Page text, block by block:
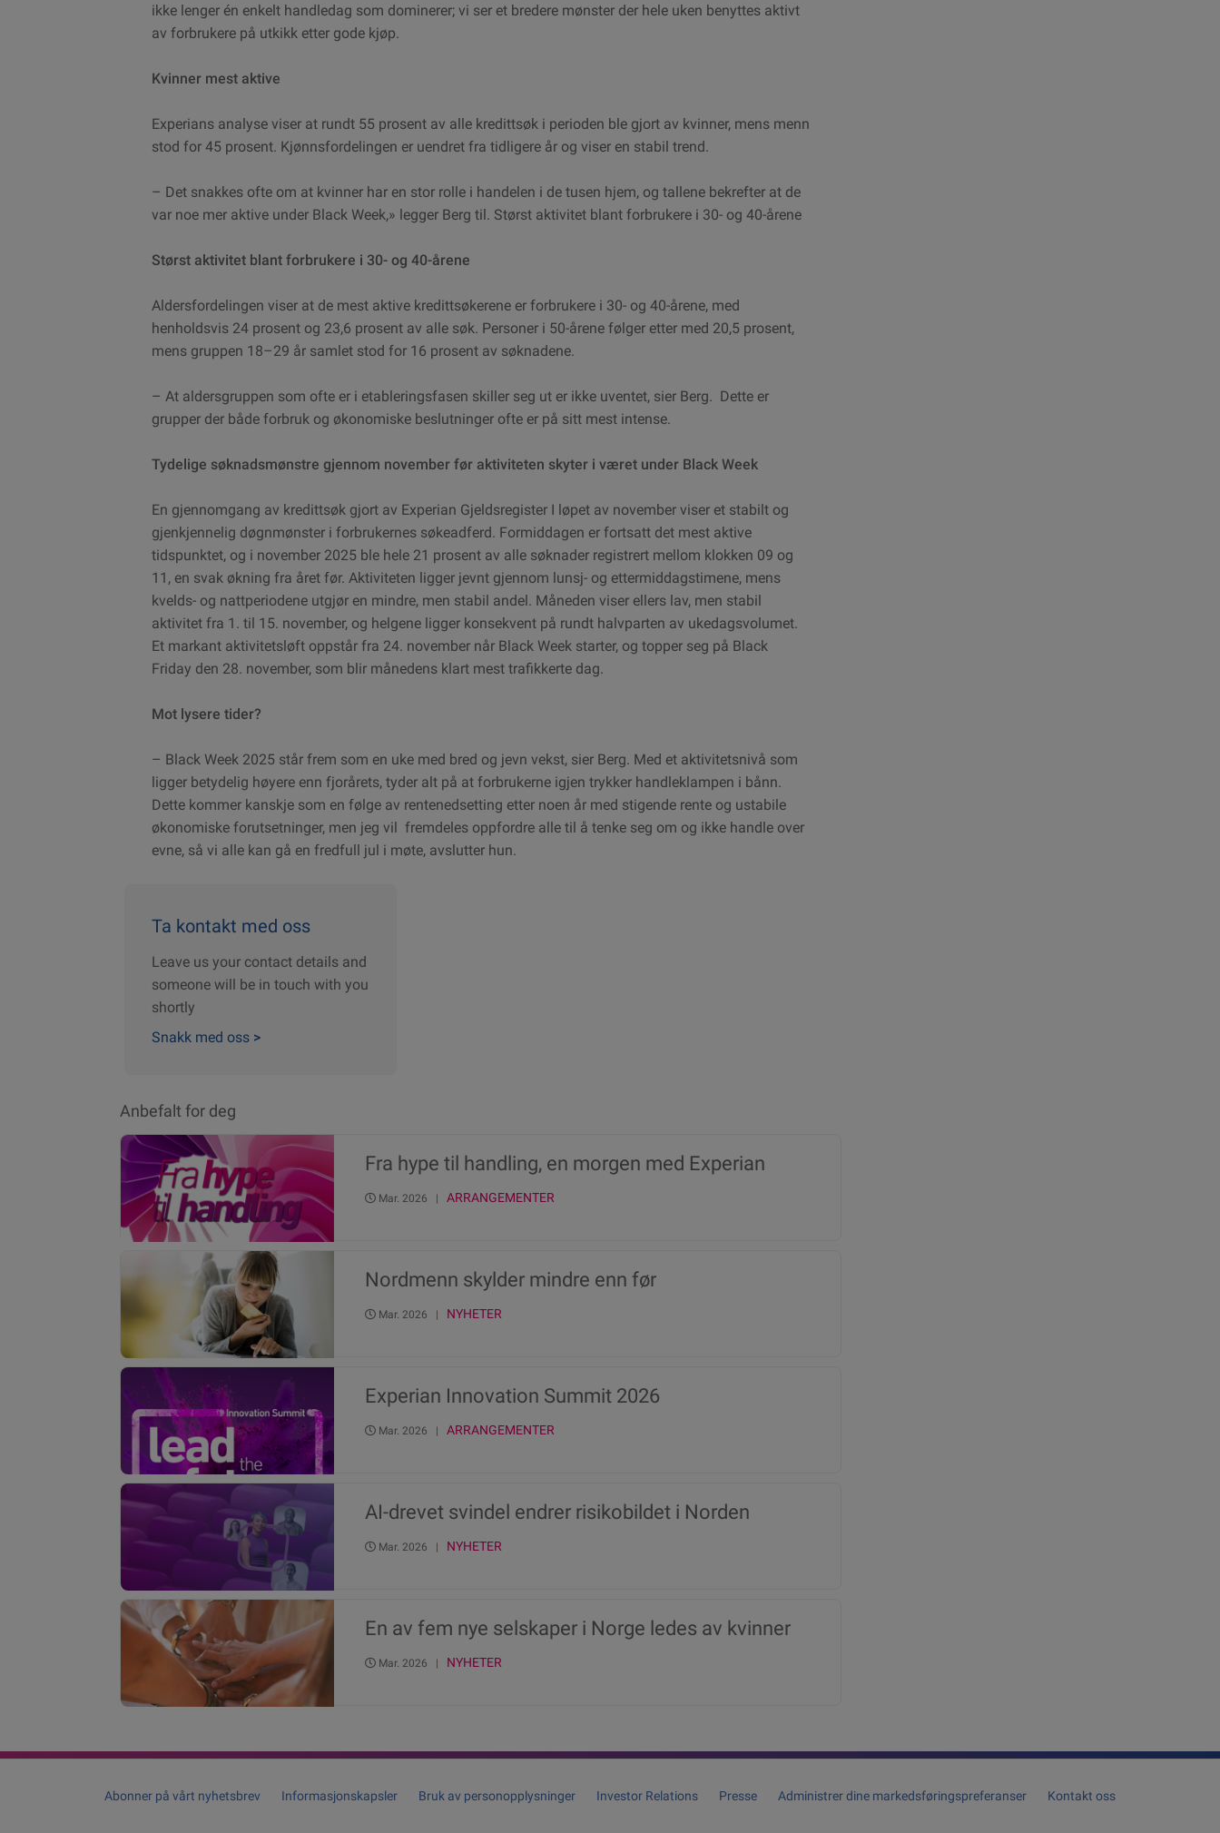
ikke lenger én enkelt handledag som dominerer; vi ser et bredere mønster der hele uken benyttes aktivt
av forbrukere på utkikk etter gode kjøp.
Kvinner mest aktive
Experians analyse viser at rundt 55 prosent av alle kredittsøk i perioden ble gjort av kvinner, mens menn
stod for 45 prosent. Kjønnsfordelingen er uendret fra tidligere år og viser en stabil trend.
– Det snakkes ofte om at kvinner har en stor rolle i handelen i de tusen hjem, og tallene bekrefter at de
var noe mer aktive under Black Week,» legger Berg til. Størst aktivitet blant forbrukere i 30- og 40-årene
Størst aktivitet blant forbrukere i 30- og 40-årene
Aldersfordelingen viser at de mest aktive kredittsøkerene er forbrukere i 30- og 40-årene, med
henholdsvis 24 prosent og 23,6 prosent av alle søk. Personer i 50-årene følger etter med 20,5 prosent,
mens gruppen 18–29 år samlet stod for 16 prosent av søknadene.
– At aldersgruppen som ofte er i etableringsfasen skiller seg ut er ikke uventet, sier Berg. Dette er
grupper der både forbruk og økonomiske beslutninger ofte er på sitt mest intense.
Tydelige søknadsmønstre gjennom november før aktiviteten skyter i været under Black Week
En gjennomgang av kredittsøk gjort av Experian Gjeldsregister I løpet av november viser et stabilt og
gjenkjennelig døgnmønster i forbrukernes søkeadferd. Formiddagen er fortsatt det mest aktive
tidspunktet, og i november 2025 ble hele 21 prosent av alle søknader registrert mellom klokken 09 og
11, en svak økning fra året før. Aktiviteten ligger jevnt gjennom lunsj- og ettermiddagstimene, mens
kvelds- og nattperiodene utgjør en mindre, men stabil andel. Måneden viser ellers lav, men stabil
aktivitet fra 1. til 15. november, og helgene ligger konsekvent på rundt halvparten av ukedagsvolumet.
Et markant aktivitetsløft oppstår fra 24. november når Black Week starter, og topper seg på Black
Friday den 28. november, som blir månedens klart mest trafikkerte dag.
Mot lysere tider?
– Black Week 2025 står frem som en uke med bred og jevn vekst, sier Berg. Med et aktivitetsnivå som
ligger betydelig høyere enn fjorårets, tyder alt på at forbrukerne igjen trykker handleklampen i bånn.
Dette kommer kanskje som en følge av rentenedsetting etter noen år med stigende rente og ustabile
økonomiske forutsetninger, men jeg vil fremdeles oppfordre alle til å tenke seg om og ikke handle over
evne, så vi alle kan gå en fredfull jul i møte, avslutter hun.
Ta kontakt med oss
Leave us your contact details and
someone will be in touch with you
shortly
Snakk med oss >
Anbefalt for deg
Fra hype til handling, en morgen med Experian
Mar. 2026 | ARRANGEMENTER
Nordmenn skylder mindre enn før
Mar. 2026 | NYHETER
Experian Innovation Summit 2026
Mar. 2026 | ARRANGEMENTER
AI-drevet svindel endrer risikobildet i Norden
Mar. 2026 | NYHETER
En av fem nye selskaper i Norge ledes av kvinner
Mar. 2026 | NYHETER
Abonner på vårt nyhetsbrev Informasjonskapsler Bruk av personopplysninger Investor Relations Presse Administrer dine markedsføringspreferanser Kontakt oss